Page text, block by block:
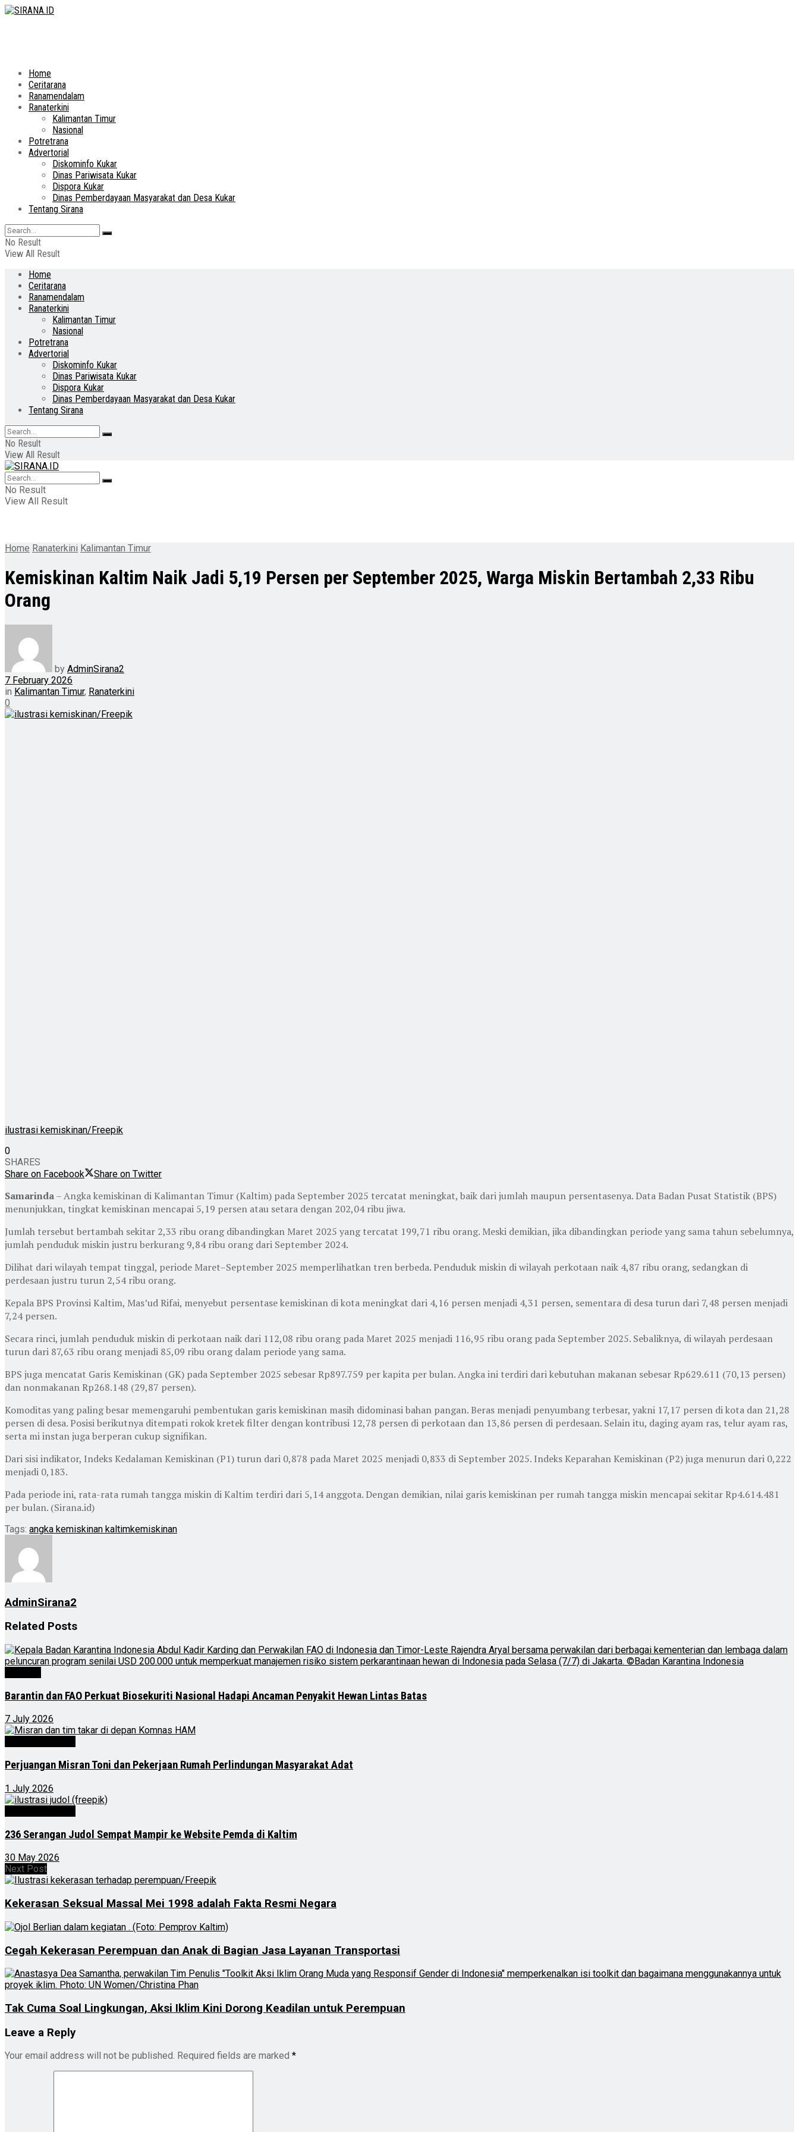
Home
Ceritarana
Ranamendalam
Ranaterkini
Kalimantan Timur
Nasional
Potretrana
Advertorial
Diskominfo Kukar
Dinas Pariwisata Kukar
Dispora Kukar
Dinas Pemberdayaan Masyarakat dan Desa Kukar
Tentang Sirana
No Result
View All Result
Home
Ceritarana
Ranamendalam
Ranaterkini
Kalimantan Timur
Nasional
Potretrana
Advertorial
Diskominfo Kukar
Dinas Pariwisata Kukar
Dispora Kukar
Dinas Pemberdayaan Masyarakat dan Desa Kukar
Tentang Sirana
No Result
View All Result
No Result
View All Result
Home Ranaterkini Kalimantan Timur
Kemiskinan Kaltim Naik Jadi 5,19 Persen per September 2025, Warga Miskin Bertambah 2,33 Ribu
Orang
by AdminSirana2
7 February 2026
in Kalimantan Timur, Ranaterkini
0
ilustrasi kemiskinan/Freepik
0
SHARES
Share on Facebook
Share on Twitter
Samarinda– Angka kemiskinan di Kalimantan Timur (Kaltim) pada September 2025 tercatat meningkat, baik dari jumlah maupun persentasenya. Data Badan Pusat Statistik (BPS)
menunjukkan, tingkat kemiskinan mencapai 5,19 persen atau setara dengan 202,04 ribu jiwa.
Jumlah tersebut bertambah sekitar 2,33 ribu orang dibandingkan Maret 2025 yang tercatat 199,71 ribu orang. Meski demikian, jika dibandingkan periode yang sama tahun sebelumnya,
jumlah penduduk miskin justru berkurang 9,84 ribu orang dari September 2024.
Dilihat dari wilayah tempat tinggal, periode Maret–September 2025 memperlihatkan tren berbeda. Penduduk miskin di wilayah perkotaan naik 4,87 ribu orang, sedangkan di
perdesaan justru turun 2,54 ribu orang.
Kepala BPS Provinsi Kaltim, Mas’ud Rifai, menyebut persentase kemiskinan di kota meningkat dari 4,16 persen menjadi 4,31 persen, sementara di desa turun dari 7,48 persen menjadi
7,24 persen.
Secara rinci, jumlah penduduk miskin di perkotaan naik dari 112,08 ribu orang pada Maret 2025 menjadi 116,95 ribu orang pada September 2025. Sebaliknya, di wilayah perdesaan
turun dari 87,63 ribu orang menjadi 85,09 ribu orang dalam periode yang sama.
BPS juga mencatat Garis Kemiskinan (GK) pada September 2025 sebesar Rp897.759 per kapita per bulan. Angka ini terdiri dari kebutuhan makanan sebesar Rp629.611 (70,13 persen)
dan nonmakanan Rp268.148 (29,87 persen).
Komoditas yang paling besar memengaruhi pembentukan garis kemiskinan masih didominasi bahan pangan. Beras menjadi penyumbang terbesar, yakni 17,17 persen di kota dan 21,28
persen di desa. Posisi berikutnya ditempati rokok kretek filter dengan kontribusi 12,78 persen di perkotaan dan 13,86 persen di perdesaan. Selain itu, daging ayam ras, telur ayam ras,
serta mi instan juga berperan cukup signifikan.
Dari sisi indikator, Indeks Kedalaman Kemiskinan (P1) turun dari 0,878 pada Maret 2025 menjadi 0,833 di September 2025. Indeks Keparahan Kemiskinan (P2) juga menurun dari 0,222
menjadi 0,183.
Pada periode ini, rata-rata rumah tangga miskin di Kaltim terdiri dari 5,14 anggota. Dengan demikian, nilai garis kemiskinan per rumah tangga miskin mencapai sekitar Rp4.614.481
per bulan. (Sirana.id)
Tags: angka kemiskinan kaltimkemiskinan
AdminSirana2
Related Posts
Barantin dan FAO Perkuat Biosekuriti Nasional Hadapi Ancaman Penyakit Hewan Lintas Batas
7 July 2026
Perjuangan Misran Toni dan Pekerjaan Rumah Perlindungan Masyarakat Adat
1 July 2026
236 Serangan Judol Sempat Mampir ke Website Pemda di Kaltim
30 May 2026
Next Post
Kekerasan Seksual Massal Mei 1998 adalah Fakta Resmi Negara
Cegah Kekerasan Perempuan dan Anak di Bagian Jasa Layanan Transportasi
Tak Cuma Soal Lingkungan, Aksi Iklim Kini Dorong Keadilan untuk Perempuan
Leave a Reply
Your email address will not be published. Required fields are marked *